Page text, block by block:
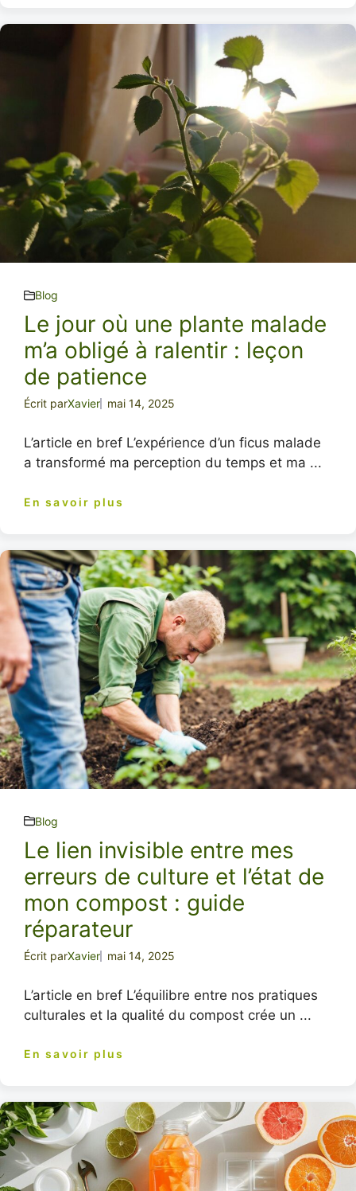
Blog
Le jour où une plante malade
m’a obligé à ralentir : leçon
de patience
Écrit parXavier mai 14, 2025
L’article en bref L’expérience d’un ficus malade
a transformé ma perception du temps et ma ...
En savoir plus
Blog
Le lien invisible entre mes
erreurs de culture et l’état de
mon compost : guide
réparateur
Écrit parXavier mai 14, 2025
L’article en bref L’équilibre entre nos pratiques
culturales et la qualité du compost crée un ...
En savoir plus